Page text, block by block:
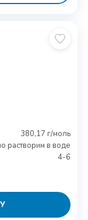
380,17 г/моль
растворим в воде
4-6